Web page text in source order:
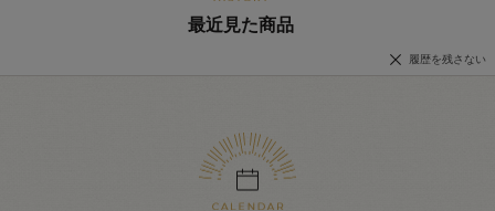
最近見た商品
履歴を残さない